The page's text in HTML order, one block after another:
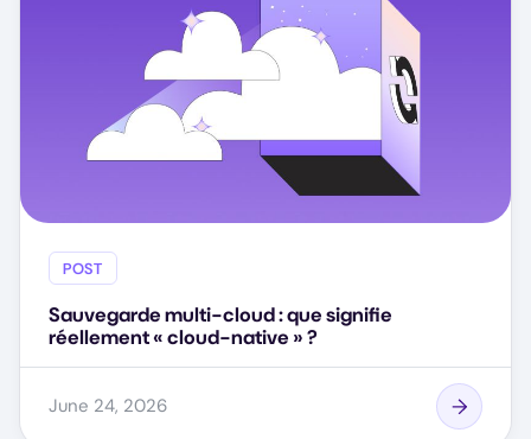
POST
Sauvegarde multi-cloud : que signifie
réellement « cloud-native » ?
June 24, 2026